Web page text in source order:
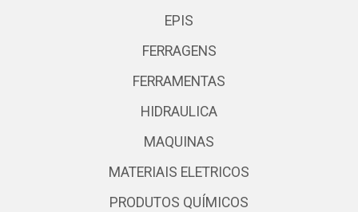
EPIS
FERRAGENS
FERRAMENTAS
HIDRAULICA
MAQUINAS
MATERIAIS ELETRICOS
PRODUTOS QUÍMICOS